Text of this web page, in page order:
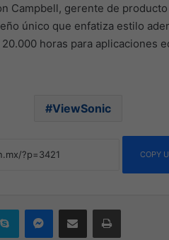
Campbell, gerente de
único que enfatiza estilo
horas para aplicaciones
ViewSonic
COPY
Skype MessengerCompartir por correo electrónicoImprimir